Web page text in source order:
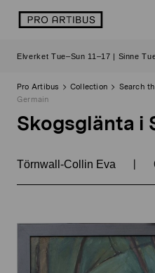
logo
Elverket Tue–Sun 11–17 | Sinne
Pro Artibus Collection Search
Germain
Skogsglänta i
Törnwall-Collin Eva |